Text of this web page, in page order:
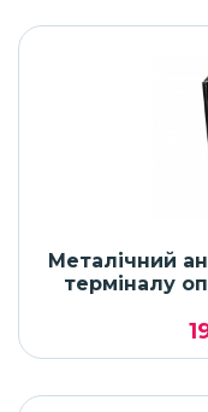
Металічний
терміналу